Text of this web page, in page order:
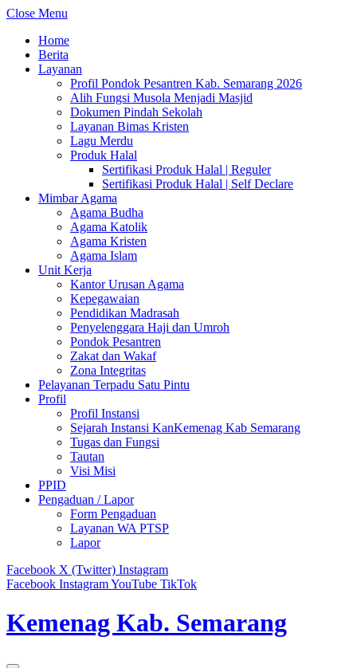
Close Menu
Home
Berita
Layanan
Profil Pondok Pesantren Kab. Semarang 2026
Alih Fungsi Musola Menjadi Masjid
Dokumen Pindah Sekolah
Layanan Bimas Kristen
Lagu Merdu
Produk Halal
Sertifikasi Produk Halal | Reguler
Sertifikasi Produk Halal | Self Declare
Mimbar Agama
Agama Budha
Agama Katolik
Agama Kristen
Agama Islam
Unit Kerja
Kantor Urusan Agama
Kepegawaian
Pendidikan Madrasah
Penyelenggara Haji dan Umroh
Pondok Pesantren
Zakat dan Wakaf
Zona Integritas
Pelayanan Terpadu Satu Pintu
Profil
Profil Instansi
Sejarah Instansi KanKemenag Kab Semarang
Tugas dan Fungsi
Tautan
Visi Misi
PPID
Pengaduan / Lapor
Form Pengaduan
Layanan WA PTSP
Lapor
Facebook X (Twitter) Instagram
Facebook InstagramYouTube TikTok
Kemenag Kab. Semarang